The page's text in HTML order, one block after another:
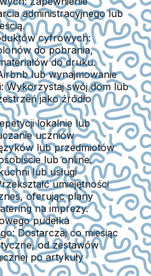
administracyjnego lub
cyfrowych:
do pobrania,
do druku.
lub wynajmowanie
Wykorzystaj swój dom lub
jako źródło
lokalnie lub
uczniów
lub przedmiotów
lub online.
lub usługi
umiejętności
oferując plany
na imprezy.
pudełka
Dostarczaj co miesiąc
od zestawów
po artykuły